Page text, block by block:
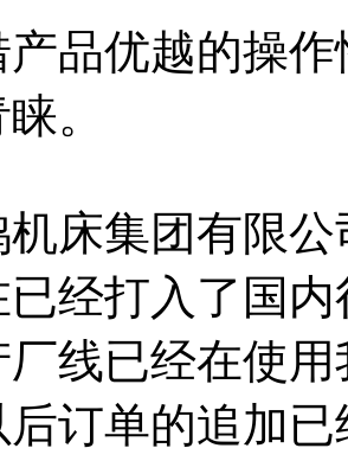
优越的操作
。
集团有限公
已经打入了国
线已经在使
订单的追加